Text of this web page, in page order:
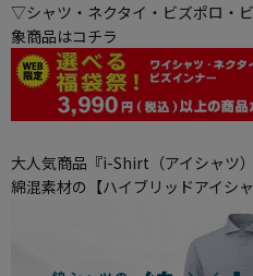
▽シャツ・ネクタイ・ビズポロ・
象商品はコチラ
大人気商品『i-Shirt（アイシャツ
綿混素材の【ハイブリッドアイシャ